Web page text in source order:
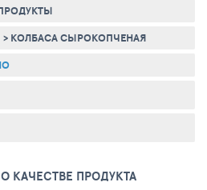
> КОЛБАСА СЫРОКОПЧЕНАЯ
КАЧЕСТВЕ ПРОДУКТА